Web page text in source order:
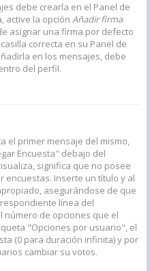
debe crearla en el Panel de
active la opción Añadir firma
asignar una firma por defecto
correcta en su Panel de
en los mensajes, debe
del perfil.
el primer mensaje del mismo,
Encuesta" debajo del
significa que no posee
encuestas. Inserte un título y al
asegurándose de que
línea del
número de opciones que el
"Opciones por usuario", el
(0 para duración infinita) y por
cambiar su votos.